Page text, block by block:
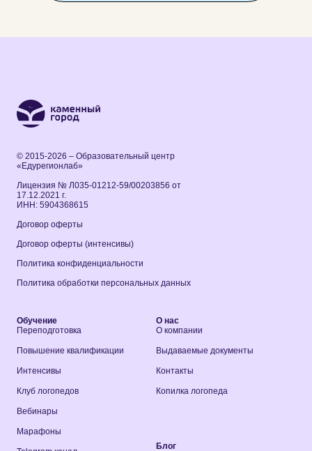
© 2015-2026 – Образовательный центр
«Едурегионлаб»
Лицензия № Л035-01212-59/00203856 от
17.12.2021 г.
ИНН: 5904368615
Договор оферты
Договор оферты (интенсивы)
Политика конфиденциальности
Политика обработки персональных данных
Обучение
Переподготовка
Повышение квалификации
Интенсивы
Клуб логопедов
Вебинары
Марафоны
О нас
О компании
Выдаваемые документы
Контакты
Копилка логопеда
Блог